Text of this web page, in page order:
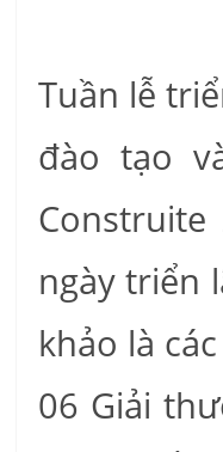
Tuần lễ
đào tạo
ngày triển
khảo là
06 Giải